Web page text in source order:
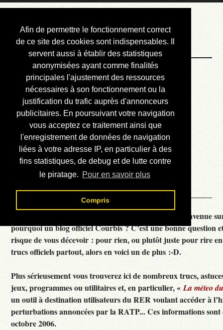
Afin de permettre le fonctionnement correct
de ce site des cookies sont indispensables. Il
servent aussi à établir des statistiques
anonymisées ayant comme finalités
principales l'ajustement des ressources
nécessaires à son fonctionnement ou la
justification du trafic auprès d'annonceurs
publicitaires. En poursuivant votre navigation
vous acceptez ce traitement ainsi que
l'enregistrement de données de navigation
liées à votre adresse IP, en particulier à des
fins statistiques, de debug et de lutte contre
le piratage. Pour en savoir plus
Compris
Courbis, « LE »
Blog Officiel
Bienvenue
Réalisations
Divers (et d’été)
Annonces
Liens externes
Téléchargement
Contact
Courbis, « LE » Blog Officiel - je vous souhaite la bienvenue
pourquoi un blog officiel Courbis ? C’est une bonne question
risque de vous décevoir : pour rien, ou plutôt juste pour rire
trucs officiels partout, alors en voici un de plus :-D.
Plus sérieusement vous trouverez ici de nombreux trucs,
jeux, programmes ou utilitaires et, en particulier, «La méteo
un outil à destination utilisateurs du RER voulant accéder à
perturbations annoncées par la RATP... Ces informations sont
octobre 2006.